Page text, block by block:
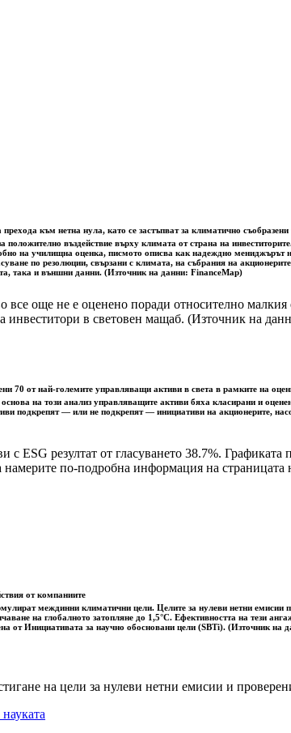
към нетна нула, като се застъпват за климатично
положително въздействие върху климата от страна на
на училищна оценка, писмото описва как надеждно мениджърът
по резолюции, свързани с климата, на събрания на
така и външни данни. (Източник на данни: FinanceMap)
още не е оценено поради относително
инвеститори в световен мащаб. (Източник на
70 от най-големите управляващи активи в света в рамките на
на този анализ управляващите активи бяха класирани и
подкрепят — или не подкрепят — инициативи на акционерите,
с ESG резултат от гласуването 38.7%.
по-подробна информация на страницата
от компаниите
междинни климатични цели. Целите за нулеви нетни
на глобалното затопляне до 1,5°C. Ефективността на тези
от Инициативата за научно обосновани цели (SBTi). (Източник на
на цели за нулеви нетни емисии и